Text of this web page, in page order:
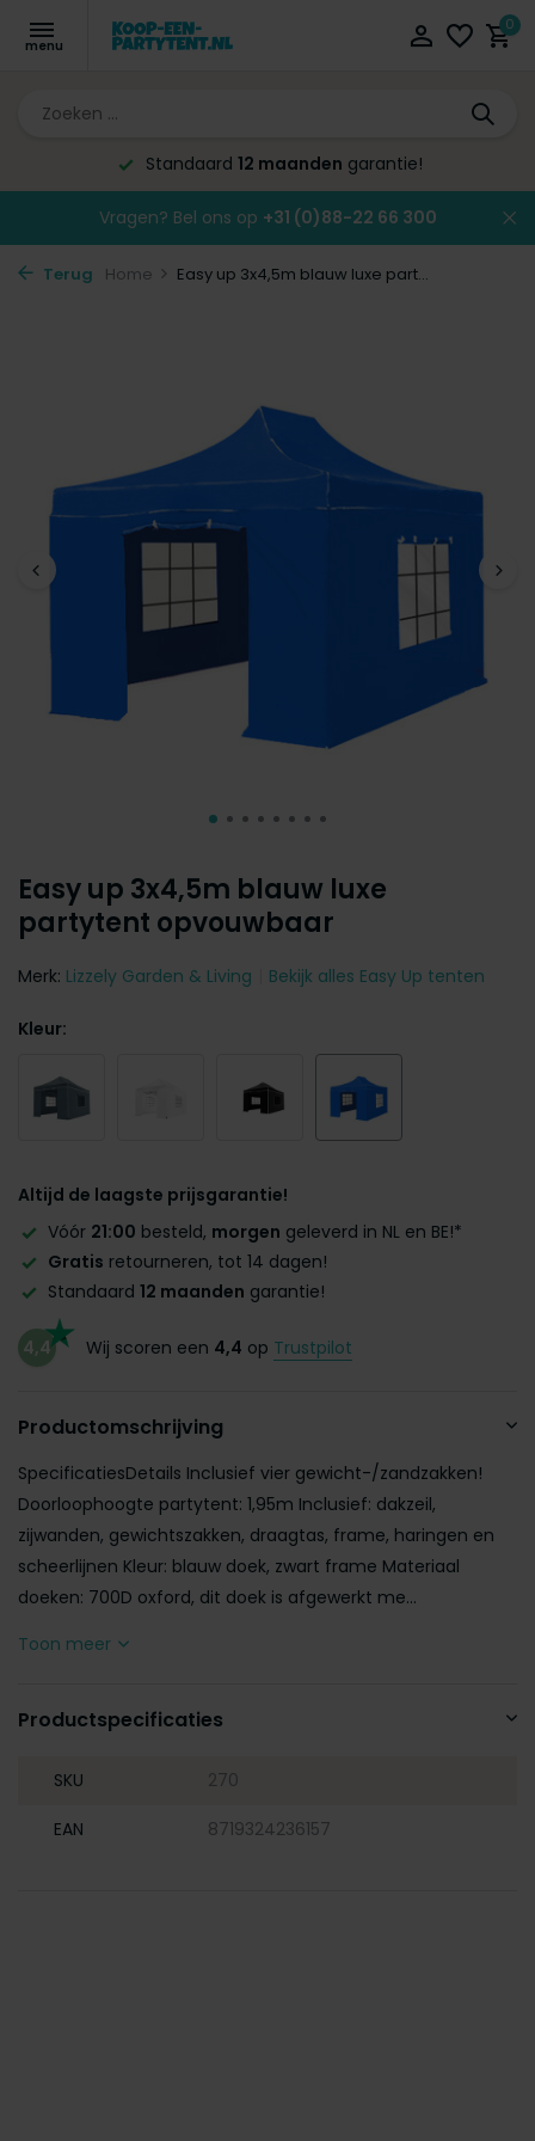
0
Standaard12 maandengarantie!
Vragen? Bel ons op +31 (0)88-22 66 300
Terug Home Easy up 3x4,5m blauw luxe part...
Easy up 3x4,5m blauw luxe
partytent opvouwbaar
Merk: Lizzely Garden & Living Bekijk alles Easy Up tenten
Kleur:
Altijd de laagste prijsgarantie!
Vóór 21:00 besteld, morgen geleverd in NL en BE!*
Gratis retourneren, tot 14 dagen!
Standaard 12 maanden garantie!
4,4 Wij scoren een 4,4 op Trustpilot
Productomschrijving
SpecificatiesDetails Inclusief vier gewicht-/zandzakken!
Doorloophoogte partytent: 1,95m Inclusief: dakzeil,
zijwanden, gewichtszakken, draagtas, frame, haringen en
scheerlijnen Kleur: blauw doek, zwart frame Materiaal
doeken: 700D oxford, dit doek is afgewerkt me...
Toon meer
Productspecificaties
SKU 270
EAN 8719324236157